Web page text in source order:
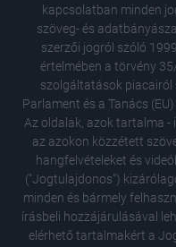
kapcsolatban minden
szöveg- és
szerzői jogról szóló
értelmében a törvény
szolgáltatások piacairól
Parlament és a Tanács
Az oldalak, azok tartalma -
az azokon közzétett
hangfelvételeket és
("Jogtulajdonos")
minden és bármely
írásbeli hozzájárulásával
elérhető tartalmakért a